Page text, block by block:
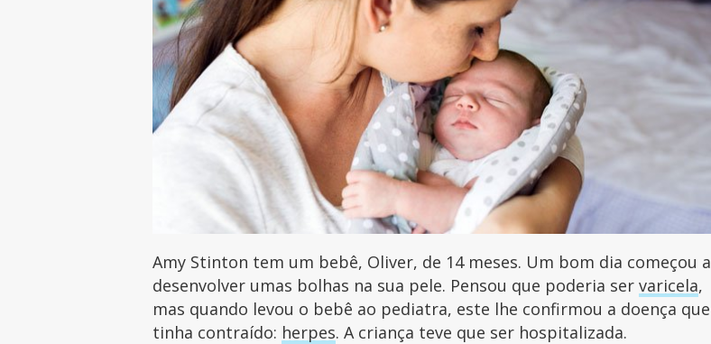
Amy Stinton tem um bebê, Oliver, de 14 meses. Um bom dia começou a
desenvolver umas bolhas na sua pele. Pensou que poderia servaricela,
mas quando levou o bebê ao pediatra, este lhe confirmou a doença que
tinha contraído: herpes. A criança teve que ser hospitalizada.